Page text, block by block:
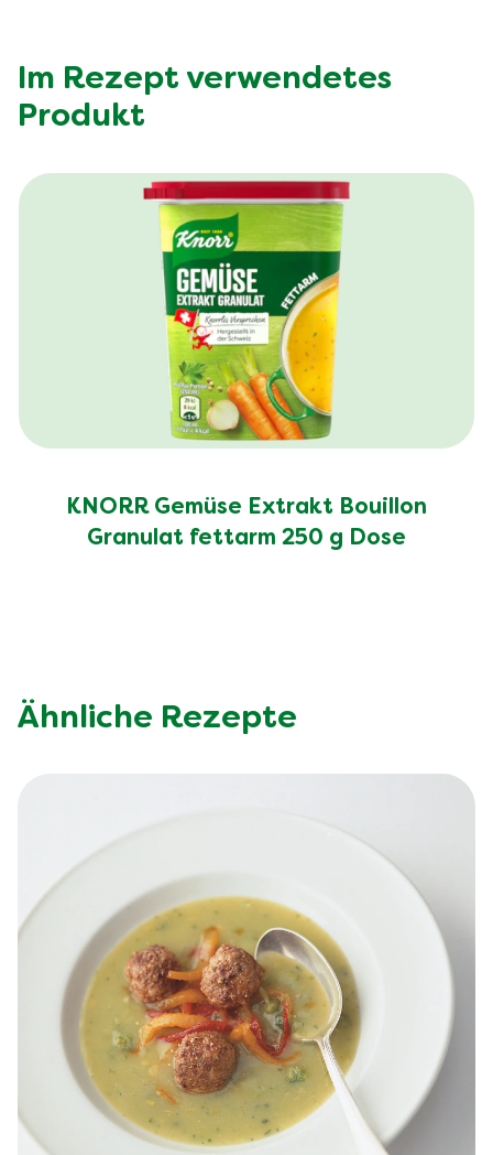
Kohlenhydrate (g)
davon Zucker (g)
Ballaststoffe (g)
Im Rezept verwendetes
Produkt
KNORR Gemüse Extrakt Bouillon
Granulat fettarm 250 g Dose
Ähnliche Rezepte